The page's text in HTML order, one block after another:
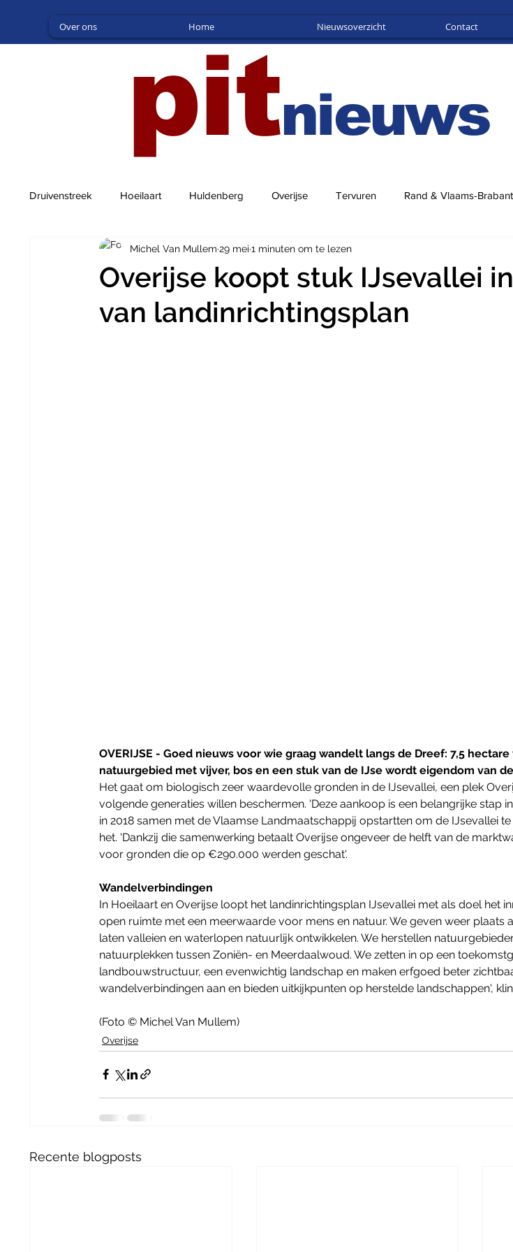
Over ons Home Nieuwsoverzicht Contact
pitnieuws
Druivenstreek Hoeilaart Huldenberg Overijse Tervuren Rand & Vlaams-Brabant
Overijse koopt stuk IJsevallei
van landinrichtingsplan
Michel Van Mullem 29 mei 1 minuten om te lezen
OVERIJSE - Goed nieuws voor wie graag wandelt langs de Dreef: 7,5
natuurgebied met vijver, bos en een stuk van de IJse wordt eigendom van
Het gaat om biologisch zeer waardevolle gronden in de IJsevallei, een plek
volgende generaties willen beschermen. 'Deze aankoop is een belangrijke stap
in 2018 samen met de Vlaamse Landmaatschappij opstartten om de IJsevallei
het. 'Dankzij die samenwerking betaalt Overijse ongeveer de helft van de
voor gronden die op €290.000 werden geschat'.
Wandelverbindingen
​In Hoeilaart en Overijse loopt het landinrichtingsplan IJsevallei met als doel het
open ruimte met een meerwaarde voor mens en natuur. We geven weer plaats
laten valleien en waterlopen natuurlijk ontwikkelen. We herstellen
natuurplekken tussen Zoniën- en Meerdaalwoud. We zetten in op een
landbouwstructuur, een evenwichtig landschap en maken erfgoed beter
wandelverbindingen aan en bieden uitkijkpunten op herstelde landschappen',
(Foto © Michel Van Mullem)
Overijse
Recente blogposts